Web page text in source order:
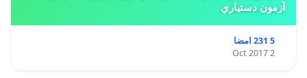
آزمون دستياري
5 231 امضا
2 Oct 2017